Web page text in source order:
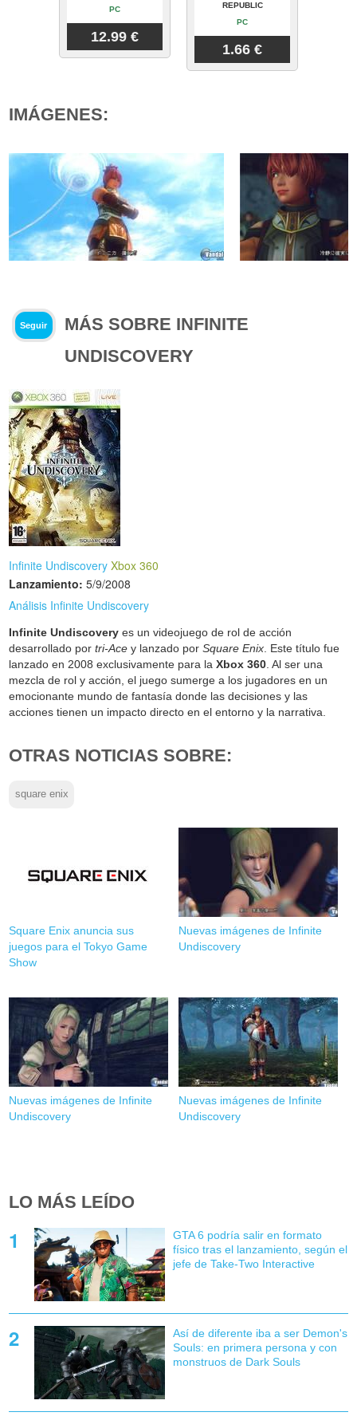
PC
12.99 €
REPUBLIC
PC
1.66 €
IMÁGENES:
Seguir
MÁS SOBRE INFINITE
UNDISCOVERY
Infinite Undiscovery Xbox 360
Lanzamiento: 5/9/2008
Análisis Infinite Undiscovery
Infinite Undiscovery es un videojuego de rol de acción
desarrollado portri-Ace y lanzado porSquare Enix. Este título fue
lanzado en 2008 exclusivamente para laXbox 360. Al ser una
mezcla de rol y acción, el juego sumerge a los jugadores en un
emocionante mundo de fantasía donde las decisiones y las
acciones tienen un impacto directo en el entorno y la narrativa.
OTRAS NOTICIAS SOBRE:
square enix
Square Enix anuncia sus
juegos para el Tokyo Game
Show
Nuevas imágenes de Infinite
Undiscovery
Nuevas imágenes de Infinite
Undiscovery
Nuevas imágenes de Infinite
Undiscovery
LO MÁS LEÍDO
GTA 6 podría salir en formato
físico tras el lanzamiento, según el
jefe de Take-Two Interactive
Así de diferente iba a ser Demon's
Souls: en primera persona y con
monstruos de Dark Souls